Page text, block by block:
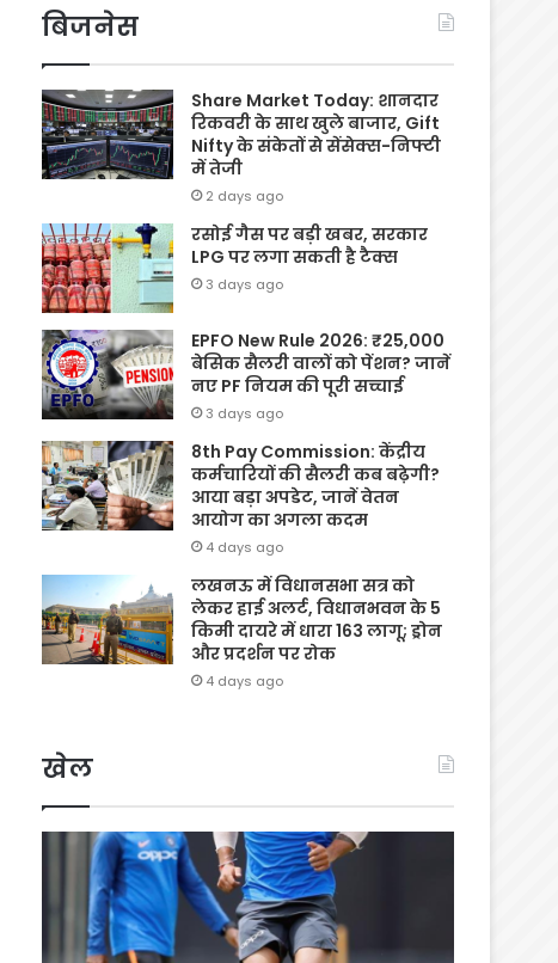
बिजनेस
Share Market Today: शानदार
रिकवरी के साथ खुले बाजार, Gift
Nifty के संकेतों से सेंसेक्स-निफ्टी
में तेजी
2 days ago
रसोई गैस पर बड़ी खबर, सरकार
LPG पर लगा सकती है टैक्स
3 days ago
EPFO New Rule 2026: ₹25,000
बेसिक सैलरी वालों को पेंशन? जानें
नए PF नियम की पूरी सच्चाई
3 days ago
8th Pay Commission: केंद्रीय
कर्मचारियों की सैलरी कब बढ़ेगी?
आया बड़ा अपडेट, जानें वेतन
आयोग का अगला कदम
4 days ago
लखनऊ में विधानसभा सत्र को
लेकर हाई अलर्ट, विधानभवन के 5
किमी दायरे में धारा 163 लागू; ड्रोन
और प्रदर्शन पर रोक
4 days ago
खेल